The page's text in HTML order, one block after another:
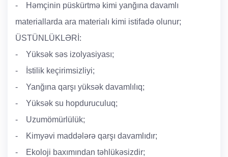
- Həmçinin püskürtmə kimi yanğına davamlı
materiallarda ara materialı kimi istifadə olunur;
ÜSTÜNLÜKLƏRİ:
- Yüksək səs izolyasiyası;
- İstilik keçirimsizliyi;
- Yanğına qarşı yüksək davamlılıq;
- Yüksək su hopduruculuq;
- Uzumömürlülük;
- Kimyəvi maddələrə qarşı davamlıdır;
- Ekoloji baxımından təhlükəsizdir;